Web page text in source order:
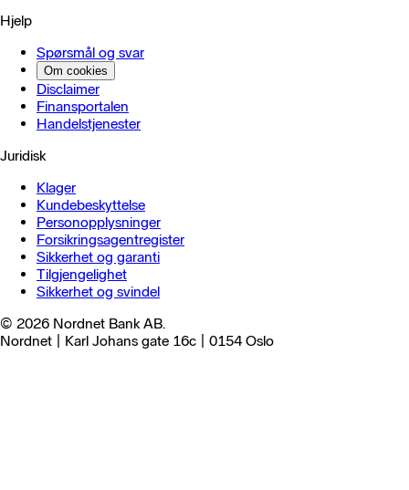
Hjelp
Spørsmål og svar
Om cookies
Disclaimer
Finansportalen
Handels­tjenester
Juridisk
Klager
Kundebeskyttelse
Personopplysninger
Forsikringsagentregister
Sikkerhet og garanti
Tilgjengelighet
Sikkerhet og svindel
© 2026 Nordnet Bank AB.
Nordnet | Karl Johans gate 16c | 0154 Oslo